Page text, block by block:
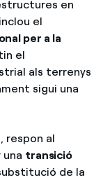
en
el
per a la
el
als terrenys
sigui una
respon al
transició
de la